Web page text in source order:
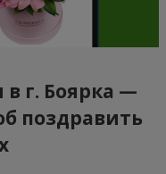
г. Боярка —
поздравить